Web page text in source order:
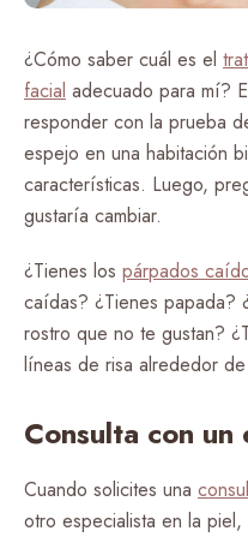
¿Cómo saber cuál es el
facial adecuado para mí?
responder con la prueba
espejo en una habitación
características. Luego,
gustaría cambiar.
¿Tienes los párpados
caídas? ¿Tienes papada?
rostro que no te gustan?
líneas de risa alrededor
Consulta con un
Cuando solicites una
otro especialista en la